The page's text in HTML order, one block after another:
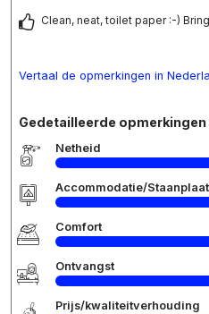
Clean, neat, toilet paper :-)
Vertaal de opmerkingen in
Gedetailleerde
Netheid
Accommodatie/
Comfort
Ontvangst
Prijs/kwaliteitverhouding